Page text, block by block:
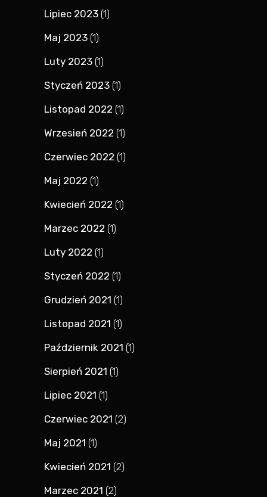
Lipiec 2023 (1)
Maj 2023 (1)
Luty 2023 (1)
Styczeń 2023 (1)
Listopad 2022 (1)
Wrzesień 2022 (1)
Czerwiec 2022 (1)
Maj 2022 (1)
Kwiecień 2022 (1)
Marzec 2022 (1)
Luty 2022 (1)
Styczeń 2022 (1)
Grudzień 2021 (1)
Listopad 2021 (1)
Październik 2021 (1)
Sierpień 2021 (1)
Lipiec 2021 (1)
Czerwiec 2021 (2)
Maj 2021 (1)
Kwiecień 2021 (2)
Marzec 2021 (2)